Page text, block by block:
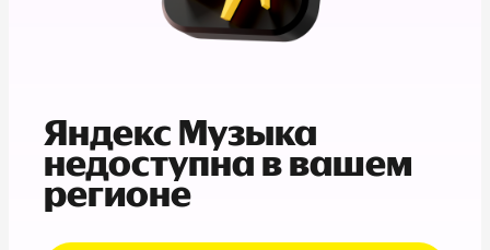
Яндекс Музыка
недоступна в вашем
регионе